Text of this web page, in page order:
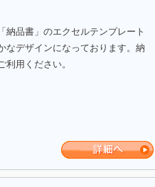
納品書」のエクセルテンプレート
なデザインになっております。納
用ください。